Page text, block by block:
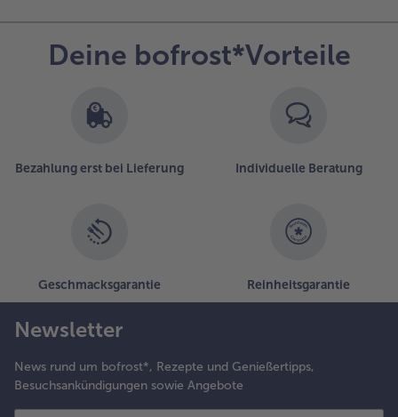
und
Deine bofrost*Vorteile
Bezahlung erst bei Lieferung Individuelle Beratung
Geschmacksgarantie Reinheitsgarantie
Newsletter
News rund um bofrost*, Rezepte und Genießertipps,
Besuchsankündigungen sowie Angebote